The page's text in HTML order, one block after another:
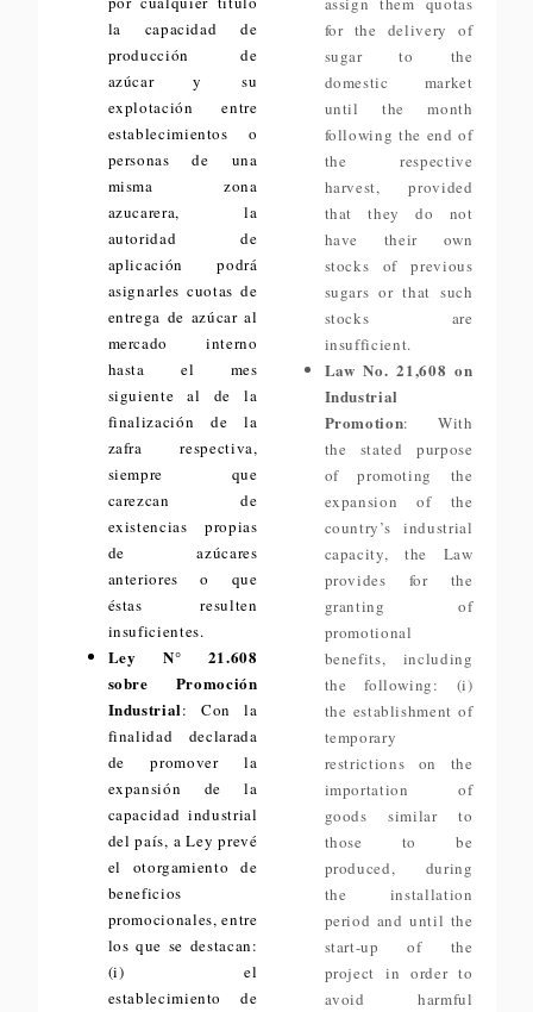
la capacidad de
producción de
azúcar y su
explotación entre
establecimientos o
personas de una
misma zona
azucarera, la
autoridad de
aplicación podrá
asignarles cuotas de
entrega de azúcar al
mercado interno
hasta el mes
siguiente al de la
finalización de la
zafra respectiva,
siempre que
carezcan de
existencias propias
de azúcares
anteriores o que
éstas resulten
insuficientes.
Ley N° 21.608
sobre Promoción
Industrial: Con la
finalidad declarada
de promover la
expansión de la
capacidad industrial
del país, a Ley prevé
el otorgamiento de
beneficios
promocionales, entre
los que se destacan:
(i) el
establecimiento de
for the delivery of
sugar to the
domestic market
until the month
following the end of
the respective
harvest, provided
that they do not
have their own
stocks of previous
sugars or that such
stocks are
insufficient.
Law No. 21,608 on
Industrial
Promotion: With
the stated purpose
of promoting the
expansion of the
country’s industrial
capacity, the Law
provides for the
granting of
promotional
benefits, including
the following: (i)
the establishment of
temporary
restrictions on the
importation of
goods similar to
those to be
produced, during
the installation
period and until the
start-up of the
project in order to
avoid harmful